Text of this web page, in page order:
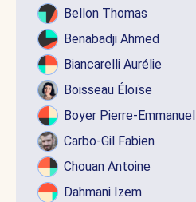
Bellon Thomas
Benabadji Ahmed
Biancarelli Aurélie
Boisseau Éloïse
Boyer Pierre-Emmanuel
Carbo-Gil Fabien
Chouan Antoine
Dahmani Izem